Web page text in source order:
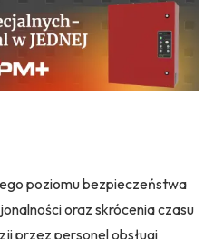
poziomu bezpieczeństwa
oraz skrócenia czasu
przez personel obsługi